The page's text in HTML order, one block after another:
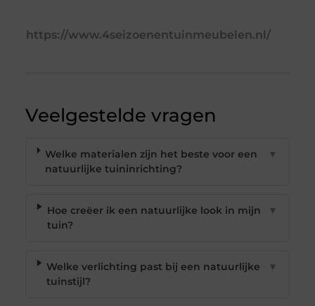
https://www.4seizoenentuinmeubelen.nl/
Veelgestelde vragen
Welke materialen zijn het beste voor een
natuurlijke tuininrichting?
▼
Hoe creëer ik een natuurlijke look in mijn
tuin?
▼
Welke verlichting past bij een natuurlijke
tuinstijl?
▼